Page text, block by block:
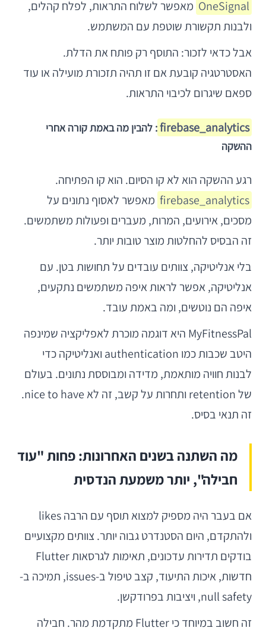
OneSignal מאפשר לשלוח התראות, לפלח קהלים,
ולבנות תקשורת שוטפת עם המשתמש.
אבל כדאי לזכור: התוסף רק פותח את הדלת.
האסטרטגיה קובעת אם זו תהיה תזכורת מועילה או עוד
ספאם שיגרום לכיבוי התראות.
firebase_analytics: להבין מה באמת קורה אחרי
ההשקה
רגע ההשקה הוא לא קו הסיום. הוא קו הפתיחה.
firebase_analytics מאפשר לאסוף נתונים על
מסכים, אירועים, המרות, מעברים ופעולות משתמשים.
זה הבסיס להחלטות מוצר טובות יותר.
בלי אנליטיקה, צוותים עובדים על תחושות בטן. עם
אנליטיקה, אפשר לראות איפה משתמשים נתקעים,
איפה הם נוטשים, ומה באמת עובד.
MyFitnessPal היא דוגמה מוכרת לאפליקציה שמינפה
היטב שכבות כמו authentication ואנליטיקה כדי
לבנות חוויה מותאמת, מדידה ומבוססת נתונים. בעולם
של retention ותחרות על קשב, זה לא nice to have.
זה תנאי בסיס.
מה השתנה בשנים האחרונות: פחות "עוד
חבילה", יותר משמעת הנדסית
אם בעבר היה מספיק למצוא תוסף עם הרבה likes
ולהתקדם, היום הסטנדרט גבוה יותר. צוותים מקצועיים
בודקים תדירות עדכונים, תאימות לגרסאות Flutter
חדשות, איכות התיעוד, קצב טיפול ב-issues, תמיכה ב-
null safety, ויציבות בפרודקשן.
זה חשוב במיוחד כי Flutter מתקדמת מהר. חבילה